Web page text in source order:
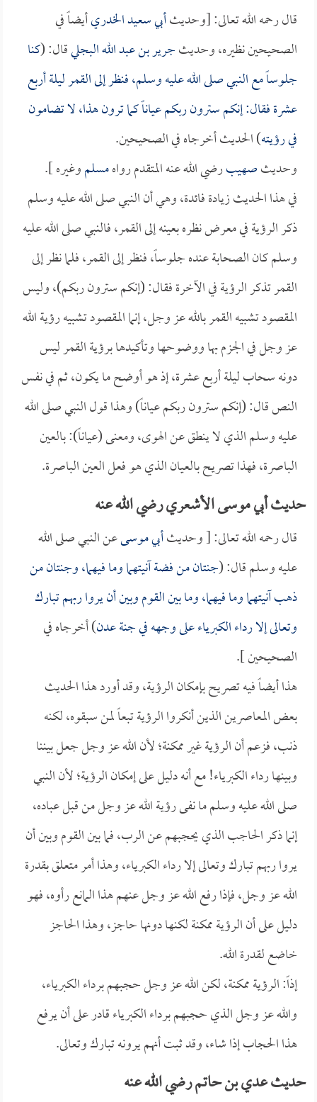
قال رحمه الله تعالى: [وحديثأبي سعيد الخدريأيضاً في
الصحيحين نظيره، وحديثجرير بن عبد الله البجليقال: (كنا
جلوساً مع النبي صلى الله عليه وسلم، فنظر إلى القمر ليلة أربع
عشرة فقال: إنكم سترون ربكم عياناً كما ترون هذا، لا تضامون
في رؤيته) الحديث أخرجاه في الصحيحين.
وحديثصهيبرضي الله عنه المتقدم رواهمسلموغيره ].
في هذا الحديث زيادة فائدة، وهي أن النبي صلى الله عليه وسلم
ذكر الرؤية في معرض نظره بعينه إلى القمر، فالنبي صلى الله عليه
وسلم كان الصحابة عنده جلوساً، فنظر إلى القمر، فلما نظر إلى
القمر تذكر الرؤية في الآخرة فقال: (إنكم سترون ربكم)، وليس
المقصود تشبيه القمر بالله عز وجل، إنما المقصود تشبيه رؤية الله
عز وجل في الجزم بها ووضوحها وتأكيدها برؤية القمر ليس
دونه سحاب ليلة أربع عشرة، إذ هو أوضح ما يكون، ثم في نفس
النص قال: (إنكم سترون ربكم عياناً) وهذا قول النبي صلى الله
عليه وسلم الذي لا ينطق عن الهوى، ومعنى (عياناً): بالعين
الباصرة، فهذا تصريح بالعيان الذي هو فعل العين الباصرة.
حديث أبي موسى الأشعري رضي الله عنه
قال رحمه الله تعالى: [ وحديثأبي موسىعن النبي صلى الله
عليه وسلم قال: (جنتان من فضة آنيتهما وما فيهما، وجنتان من
ذهب آنيتهما وما فيهما، وما بين القوم وبين أن يروا ربهم تبارك
وتعالى إلا رداء الكبرياء على وجهه في جنة عدن) أخرجاه في
الصحيحين ].
هذا أيضاً فيه تصريح بإمكان الرؤية، وقد أورد هذا الحديث
بعض المعاصرين الذين أنكروا الرؤية تبعاً لمن سبقوه، لكنه
ذنب، فزعم أن الرؤية غير ممكنة؛ لأن الله عز وجل جعل بيننا
وبينها رداء الكبرياء! مع أنه دليل على إمكان الرؤية؛ لأن النبي
صلى الله عليه وسلم ما نفى رؤية الله عز وجل من قبل عباده،
إنما ذكر الحاجب الذي يحجبهم عن الرب، فما بين القوم وبين أن
يروا ربهم تبارك وتعالى إلا رداء الكبرياء، وهذا أمر متعلق بقدرة
الله عز وجل، فإذا رفع الله عز وجل عنهم هذا المانع رأوه، فهو
دليل على أن الرؤية ممكنة لكنها دونها حاجز، وهذا الحاجز
خاضع لقدرة الله.
إذاً: الرؤية ممكنة، لكن الله عز وجل حجبهم برداء الكبرياء،
والله عز وجل الذي حجبهم برداء الكبرياء قادر على أن يرفع
هذا الحجاب إذا شاء، وقد ثبت أنهم يرونه تبارك وتعالى.
حديث عدي بن حاتم رضي الله عنه